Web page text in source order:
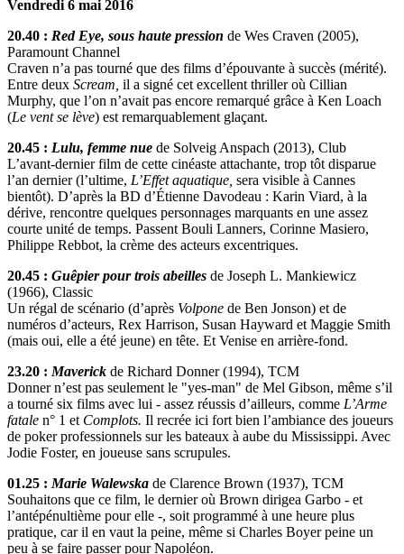
Vendredi 6 mai 2016
20.40 : Red Eye, sous haute pression de Wes Craven (2005),
Paramount Channel
Craven n’a pas tourné que des films d’épouvante à succès (mérité).
Entre deux Scream, il a signé cet excellent thriller où Cillian
Murphy, que l’on n’avait pas encore remarqué grâce à Ken Loach
(Le vent se lève) est remarquablement glaçant.
20.45 : Lulu, femme nue de Solveig Anspach (2013), Club
L’avant-dernier film de cette cinéaste attachante, trop tôt disparue
l’an dernier (l’ultime, L’Effet aquatique, sera visible à Cannes
bientôt). D’après la BD d’Étienne Davodeau : Karin Viard, à la
dérive, rencontre quelques personnages marquants en une assez
courte unité de temps. Passent Bouli Lanners, Corinne Masiero,
Philippe Rebbot, la crème des acteurs excentriques.
20.45 : Guêpier pour trois abeilles de Joseph L. Mankiewicz
(1966), Classic
Un régal de scénario (d’après Volpone de Ben Jonson) et de
numéros d’acteurs, Rex Harrison, Susan Hayward et Maggie Smith
(mais oui, elle a été jeune) en tête. Et Venise en arrière-fond.
23.20 : Maverick de Richard Donner (1994), TCM
Donner n’est pas seulement le "yes-man" de Mel Gibson, même s’il
a tourné six films avec lui - assez réussis d’ailleurs, comme L’Arme
fatale n° 1 et Complots. Il recrée ici fort bien l’ambiance des joueurs
de poker professionnels sur les bateaux à aube du Mississippi. Avec
Jodie Foster, en joueuse sans scrupules.
01.25 : Marie Walewska de Clarence Brown (1937), TCM
Souhaitons que ce film, le dernier où Brown dirigea Garbo - et
l’antépénultième pour elle -, soit programmé à une heure plus
pratique, car il en vaut la peine, même si Charles Boyer peine un
peu à se faire passer pour Napoléon.